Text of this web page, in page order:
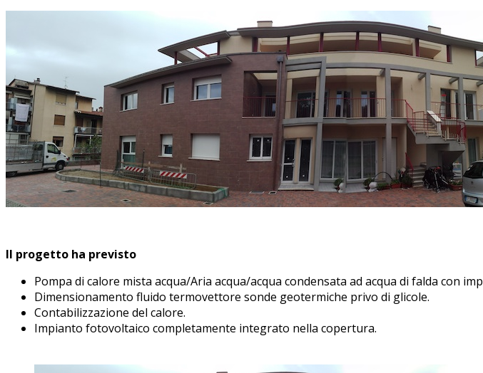
Il progetto ha previsto
Pompa di calore mista acqua/Aria acqua/acqua condensata ad acqua di falda con
Dimensionamento fluido termovettore sonde geotermiche privo di glicole.
Contabilizzazione del calore.
Impianto fotovoltaico completamente integrato nella copertura.